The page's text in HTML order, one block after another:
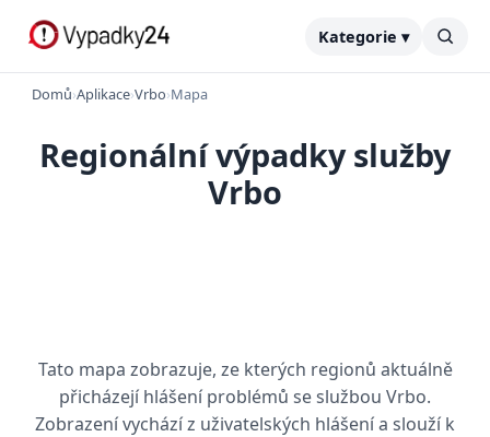
Kategorie ▾
Domů›Aplikace›Vrbo›Mapa
Regionální výpadky služby
Vrbo
Tato mapa zobrazuje, ze kterých regionů aktuálně
přicházejí hlášení problémů se službou Vrbo.
Zobrazení vychází z uživatelských hlášení a slouží k